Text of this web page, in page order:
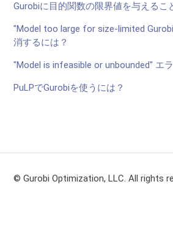
Gurobiに目的関数の限界値を与えるこ
"Model too large for size-limited
消するには？
"Model is infeasible or unbounded" エ
PuLPでGurobiを使うには？
© Gurobi Optimization, LLC. All rights